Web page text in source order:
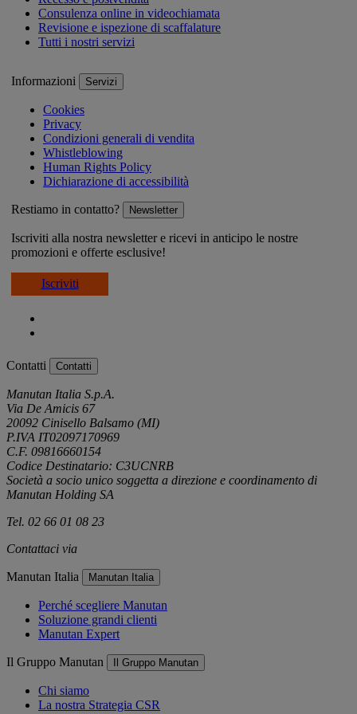
Consulenza online in videochiamata
Revisione e ispezione di scaffalature
Tutti i nostri servizi
Informazioni Servizi
Cookies
Privacy
Condizioni generali di vendita
Whistleblowing
Human Rights Policy
Dichiarazione di accessibilità
Restiamo in contatto? Newsletter
Iscriviti alla nostra newsletter e ricevi in anticipo le nostre
promozioni e offerte esclusive!
Iscriviti
Contatti Contatti
Manutan Italia S.p.A.
Via De Amicis 67
20092 Cinisello Balsamo (MI)
P.IVA IT02097170969
C.F. 09816660154
Codice Destinatario: C3UCNRB
Società a socio unico soggetta a direzione e coordinamento di
Manutan Holding SA
Tel. 02 66 01 08 23
Contattaci via
Manutan Italia Manutan Italia
Perché scegliere Manutan
Soluzione grandi clienti
Manutan Expert
Il Gruppo Manutan Il Gruppo Manutan
Chi siamo
La nostra Strategia CSR